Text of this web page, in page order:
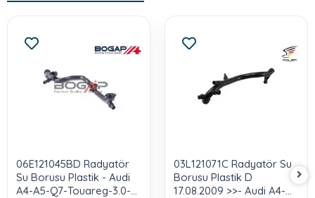
06E121045BD Radyatör
Su Borusu Plastik - Audi
A4-A5-Q7-Touareg-3.0-
03L121071C Radyatör Su
Borusu Plastik D
17.08.2009 >>- Audi A4-